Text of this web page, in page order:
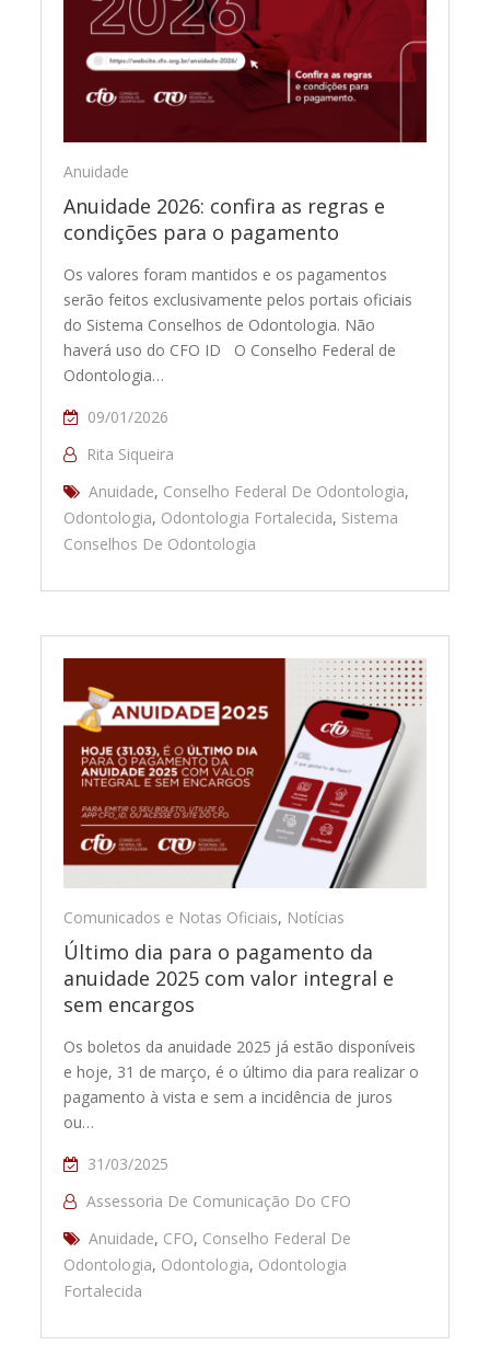
Anuidade
Anuidade 2026: confira as regras e
condições para o pagamento
Os valores foram mantidos e os pagamentos
serão feitos exclusivamente pelos portais oficiais
do Sistema Conselhos de Odontologia. Não
haverá uso do CFO ID O Conselho Federal de
Odontologia…
09/01/2026
Rita Siqueira
Anuidade, Conselho Federal De Odontologia,
Odontologia, Odontologia Fortalecida, Sistema
Conselhos De Odontologia
Comunicados e Notas Oficiais, Notícias
Último dia para o pagamento da
anuidade 2025 com valor integral e
sem encargos
Os boletos da anuidade 2025 já estão disponíveis
e hoje, 31 de março, é o último dia para realizar o
pagamento à vista e sem a incidência de juros
ou…
31/03/2025
Assessoria De Comunicação Do CFO
Anuidade, CFO, Conselho Federal De
Odontologia, Odontologia, Odontologia
Fortalecida